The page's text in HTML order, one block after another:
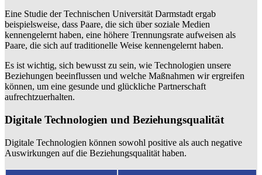
Eine Studie der Technischen Universität Darmstadt ergab
beispielsweise, dass Paare, die sich über soziale Medien
kennengelernt haben, eine höhere Trennungsrate aufweisen als
Paare, die sich auf traditionelle Weise kennengelernt haben.
Es ist wichtig, sich bewusst zu sein, wie Technologien unsere
Beziehungen beeinflussen und welche Maßnahmen wir ergreifen
können, um eine gesunde und glückliche Partnerschaft
aufrechtzuerhalten.
Digitale Technologien und Beziehungsqualität
Digitale Technologien können sowohl positive als auch negative
Auswirkungen auf die Beziehungsqualität haben.